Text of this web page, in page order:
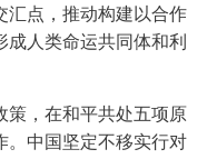
汇点，推动构建以合作
人类命运共同体和利
，在和平共处五项原
。中国坚定不移实行对